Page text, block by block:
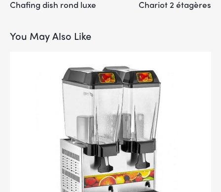
Chafing dish rond luxe Chariot 2 étagères
You May Also Like